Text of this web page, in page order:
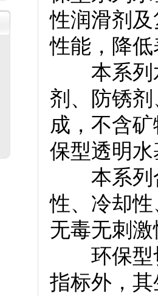
性润滑剂
性能，降
本系列水
剂、防锈
成，不含
保型透明
本系列合
性、冷却
无毒无刺
环保型切
指标外，